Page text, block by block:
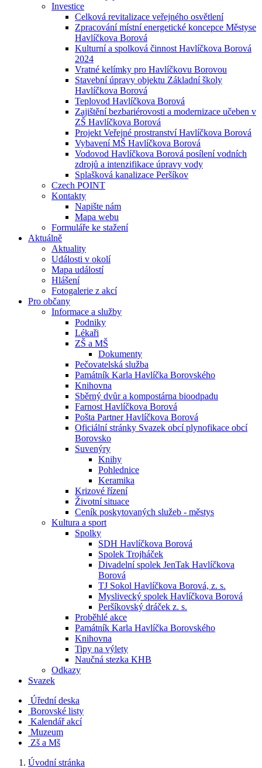
Investice
Celková revitalizace veřejného osvětlení
Zpracování místní energetické koncepce Městyse
Havlíčkova Borová
Kulturní a spolková činnost Havlíčkova Borová
2024
Vratné kelímky pro Havlíčkovu Borovou
Stavební úpravy objektu Základní školy
Havlíčkova Borová
Teplovod Havlíčkova Borová
Zajištění bezbariérovosti a modernizace učeben v
ZŠ Havlíčkova Borová
Projekt Veřejné prostranství Havlíčkova Borová
Vybavení MŠ Havlíčkova Borová
Vodovod Havlíčkova Borová posílení vodních
zdrojů a intenzifikace úpravy vody
Splašková kanalizace Peršíkov
Czech POINT
Kontakty
Napište nám
Mapa webu
Formuláře ke stažení
Aktuálně
Aktuality
Události v okolí
Mapa událostí
Hlášení
Fotogalerie z akcí
Pro občany
Informace a služby
Podniky
Lékaři
ZŠ a MŠ
Dokumenty
Pečovatelská služba
Památník Karla Havlíčka Borovského
Knihovna
Sběrný dvůr a kompostárna bioodpadu
Farnost Havlíčkova Borová
Pošta Partner Havlíčkova Borová
Oficiální stránky Svazek obcí plynofikace obcí
Borovsko
Suvenýry
Knihy
Pohlednice
Keramika
Krizové řízení
Životní situace
Ceník poskytovaných služeb - městys
Kultura a sport
Spolky
SDH Havlíčkova Borová
Spolek Trojháček
Divadelní spolek JenTak Havlíčkova
Borová
TJ Sokol Havlíčkova Borová, z. s.
Myslivecký spolek Havlíčkova Borová
Peršíkovský dráček z. s.
Proběhlé akce
Památník Karla Havlíčka Borovského
Knihovna
Tipy na výlety
Naučná stezka KHB
Odkazy
Svazek
Úřední deska
Borovské listy
Kalendář akcí
Muzeum
Zš a Mš
Úvodní stránka